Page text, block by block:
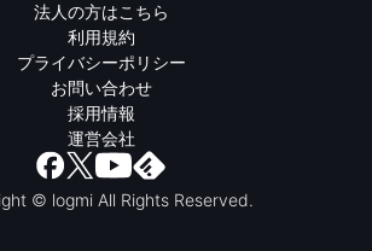
法人の方はこちら
利用規約
プライバシーポリシー
お問い合わせ
採用情報
運営会社
© logmi All Rights Reserved.